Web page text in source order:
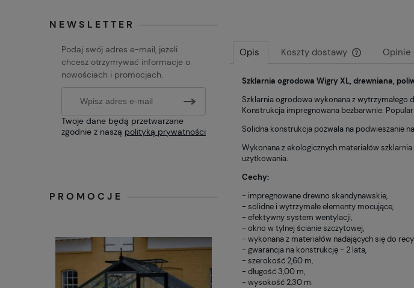
NEWSLETTER
Podaj swój adres e-mail, jeżeli
chcesz otrzymywać informacje o
nowościach i promocjach.
Twoje dane będą przetwarzane
zgodnie z naszą polityką prywatności
PROMOCJE
Opis Koszty dostawy
Cena nie
płatności
Opinie
Szklarnia ogrodowa Wigry XL, drewniana,
Szklarnia ogrodowa wykonana z
Konstrukcja impregnowana bezbarwnie.
Solidna konstrukcja pozwala na podwieszanie
Wykonana z ekologicznych materiałów
użytkowania.
Cechy:
- impregnowane drewno skandynawskie,
- solidne i wytrzymałe elementy mocujące,
- efektywny system wentylacji,
- okno w tylnej ścianie szczytowej,
- wykonana z materiałów nadających się do
- gwarancja na konstrukcję - 2 lata,
- szerokość 2,60 m,
- długość 3,00 m,
- wysokość 2,30 m.